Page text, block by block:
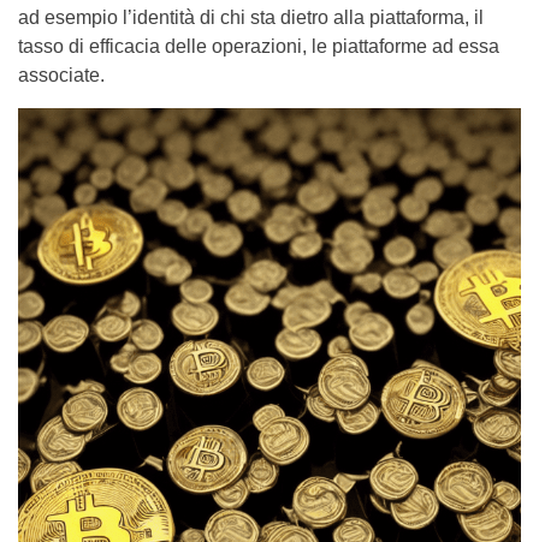
ad esempio l’identità di chi sta dietro alla piattaforma, il
tasso di efficacia delle operazioni, le piattaforme ad essa
associate.